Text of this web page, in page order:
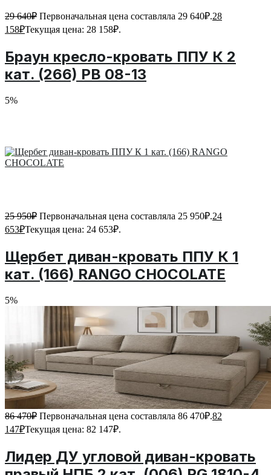
29 640₽ Первоначальная цена составляла 29 640₽.28
158₽Текущая цена: 28 158₽.
Браун кресло-кровать ППУ К 2
кат. (266) PB 08-13
5%
25 950₽ Первоначальная цена составляла 25 950₽.24
653₽Текущая цена: 24 653₽.
Щербет диван-кровать ППУ К 1
кат. (166) RANGO CHOCOLATE
5%
86 470₽ Первоначальная цена составляла 86 470₽.82
147₽Текущая цена: 82 147₽.
Лидер ДУ угловой диван-кровать